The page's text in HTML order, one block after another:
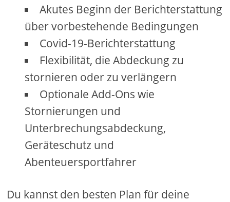
Akutes Beginn der Berichterstattung
über vorbestehende Bedingungen
Covid-19-Berichterstattung
Flexibilität, die Abdeckung zu
stornieren oder zu verlängern
Optionale Add-Ons wie
Stornierungen und
Unterbrechungsabdeckung,
Geräteschutz und
Abenteuersportfahrer
Du kannst den besten Plan für deine